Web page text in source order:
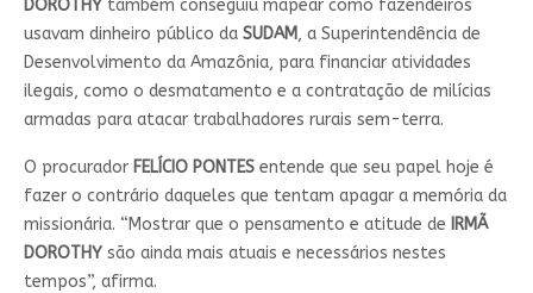
DOROTHYtambém conseguiu mapear como fazendeiros
usavam dinheiro público da SUDAM, a Superintendência de
Desenvolvimento da Amazônia, para financiar atividades
ilegais, como o desmatamento e a contratação de milícias
armadas para atacar trabalhadores rurais sem-terra.
O procurador FELÍCIO PONTESentende que seu papel hoje é
fazer o contrário daqueles que tentam apagar a memória da
missionária. “Mostrar que o pensamento e atitude de IRMÃ
DOROTHYsão ainda mais atuais e necessários nestes
tempos”, afirma.